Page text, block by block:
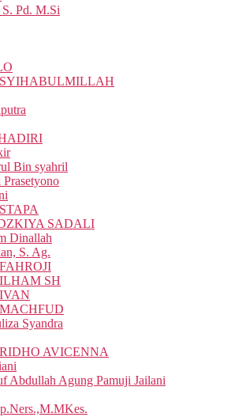
Pd. M.Si
Bin syahril
SADALI
Dinallah
S. Ag.
SH
Syandra
AVICENNA
Abdullah Agung Pamuji Jailani